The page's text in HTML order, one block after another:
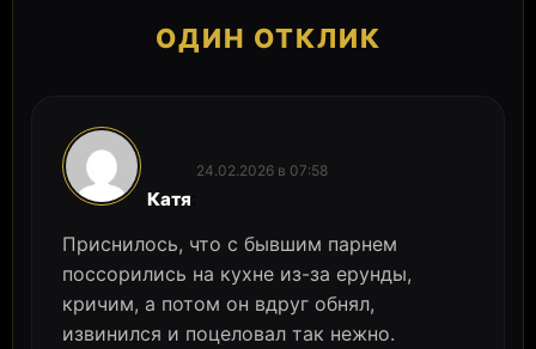
ОДИН ОТКЛИК
Катя
24.02.2026 в 07:58
Приснилось, что с бывшим парнем
поссорились на кухне из-за ерунды,
кричим, а потом он вдруг обнял,
извинился и поцеловал так нежно.